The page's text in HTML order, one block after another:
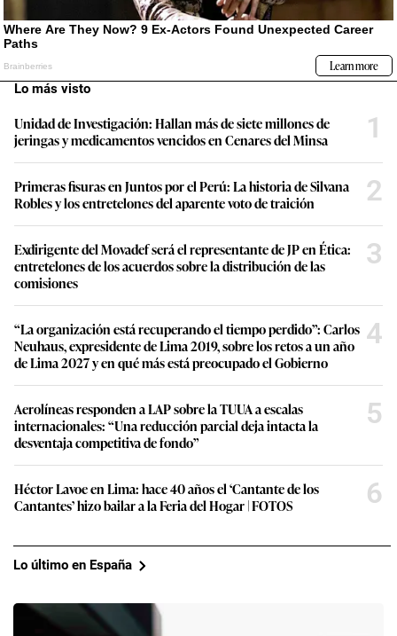
Lo más visto
Unidad de Investigación: Hallan más de siete millones de
jeringas y medicamentos vencidos en Cenares del Minsa
1
Primeras fisuras en Juntos por el Perú: La historia de Silvana
Robles y los entretelones del aparente voto de traición
2
Exdirigente del Movadef será el representante de JP en Ética:
entretelones de los acuerdos sobre la distribución de las
comisiones
3
“La organización está recuperando el tiempo perdido”: Carlos
Neuhaus, expresidente de Lima 2019, sobre los retos a un año
de Lima 2027 y en qué más está preocupado el Gobierno
4
Aerolíneas responden a LAP sobre la TUUA a escalas
internacionales: “Una reducción parcial deja intacta la
desventaja competitiva de fondo”
5
Héctor Lavoe en Lima: hace 40 años el ‘Cantante de los
Cantantes’ hizo bailar a la Feria del Hogar | FOTOS
6
Lo último en España